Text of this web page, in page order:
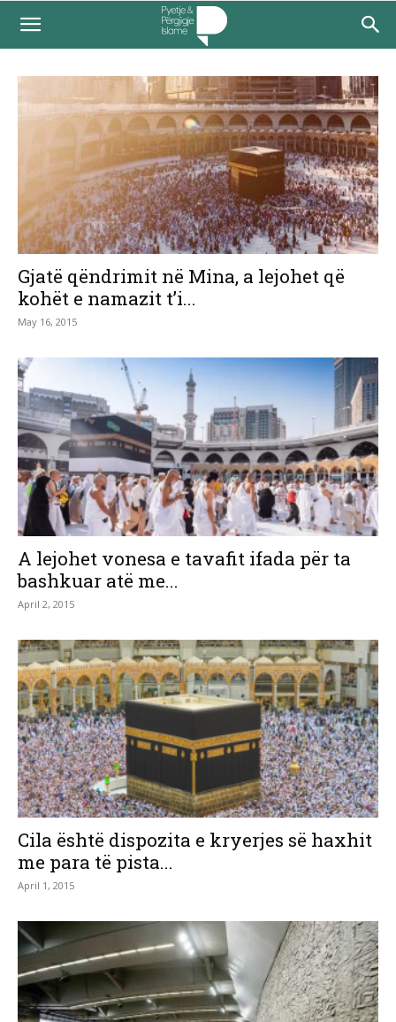
Gjatë qëndrimit në Mina, a lejohet që
kohët e namazit t’i...
May 16, 2015
A lejohet vonesa e tavafit ifada për ta
bashkuar atë me...
April 2, 2015
Cila është dispozita e kryerjes së haxhit
me para të pista...
April 1, 2015